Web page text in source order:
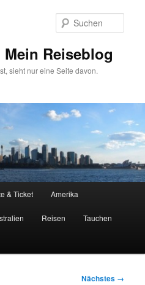
Mein Reiseblog
sieht nur eine Seite davon.
& Ticket Amerika
Reisen Tauchen
Nächstes →